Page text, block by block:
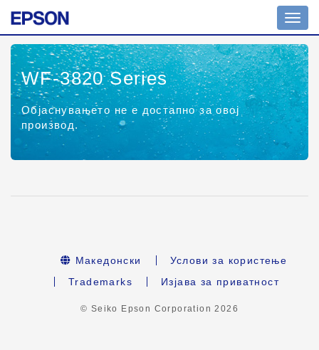
WF-3820 Series
Објаснувањето не е достапно за овој
производ.
Македонски
Услови за користење
Trademarks
Изјава за приватност
© Seiko Epson Corporation2026